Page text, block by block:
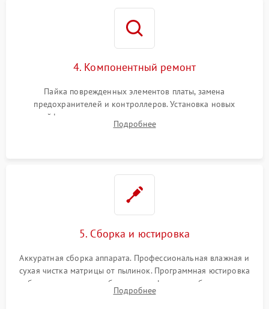
4. Компонентный ремонт
Пайка поврежденных элементов платы, замена
предохранителей и контроллеров. Установка новых
шлейфов, дисплея, механизма затвора или двигателя
автофокуса. Восстановление геометрии тубуса объектива
Подробнее
5. Сборка и юстировка
Аккуратная сборка аппарата. Профессиональная влажная и
сухая чистка матрицы от пылинок. Программная юстировка
рабочего отрезка, калибровка автофокуса, стабилизатора и
экспозамера с помощью сервисного ПО.
Подробнее